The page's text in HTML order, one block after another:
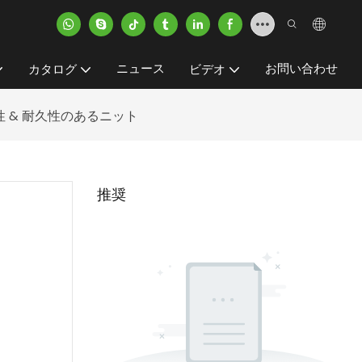
カタログ ニュース ビデオ お問い合わせ
& 耐久性のあるニット
推奨